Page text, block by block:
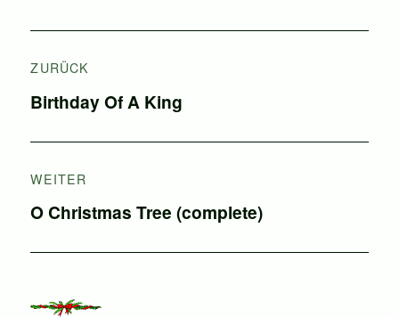
ZURÜCK
Vorheriger
Birthday Of A King
WEITER
Nächster
O Christmas Tree (complete)